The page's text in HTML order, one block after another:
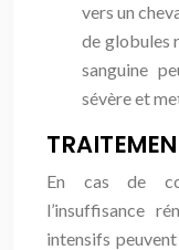
vers un
de globules
sanguine
sévère et
En cas de
l’insuffisance
intensifs